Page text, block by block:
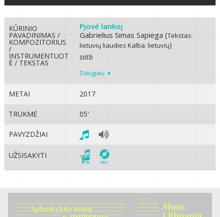
KŪRINIO
PAVADINIMAS /
KOMPOZITORIUS
/
INSTRUMENTUOT
Ė / TEKSTAS
Pjovė lankoj
Gabrielius Simas Sapiega (Tekstas:
lietuvių liaudiesKalba: lietuvių)
satb
Daugiau
METAI 2017
TRUKMĖ 05′
PAVYZDŽIAI
UŽSISAKYTI